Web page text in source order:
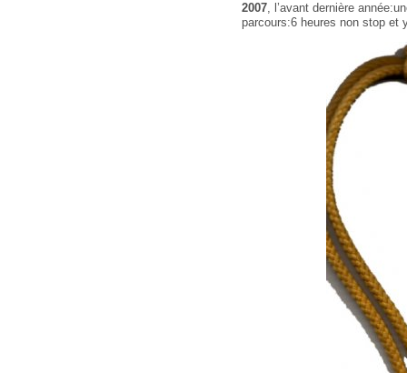
2007, l’avant dernière
parcours:6 heures non stop et